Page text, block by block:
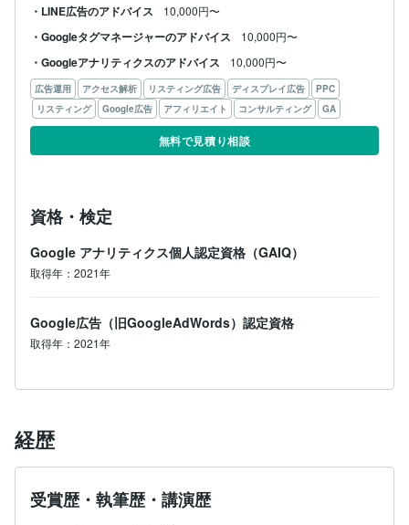
・LINE広告のアドバイス 10,000円〜
・Googleタグマネージャーのアドバイス 10,000円〜
・Googleアナリティクスのアドバイス 10,000円〜
広告運用 アクセス解析 リスティング広告 ディスプレイ広告
PPC
リスティング
Google広告 アフィリエイト コンサルティング GA
無料で見積り相談
資格・検定
Google アナリティクス個人認定資格（GAIQ）
取得年：2021年
Google広告（旧GoogleAdWords）認定資格
取得年：2021年
経歴
受賞歴・執筆歴・講演歴